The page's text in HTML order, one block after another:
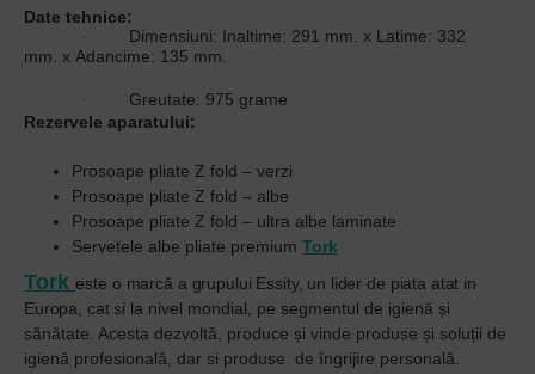
Date tehnice:
·
Dimensiuni: Inaltime: 291 mm. x Latime: 332
mm. x Adancime: 135 mm.
·
Greutate: 975 grame
Rezervele aparatului:
Prosoape pliate Z fold – verzi
Prosoape pliate Z fold – albe
Prosoape pliate Z fold – ultra albe laminate
Servetele albe pliate premium Tork
Tor k este o marcă a grupului Essity, un lider de piata atat in
Europa, cat si la nivel mondial, pe segmentul de igienă și
sănătate. Acesta dezvoltă, produce și vinde produse și soluții de
igienă profesională, dar si produse de îngrijire personală.